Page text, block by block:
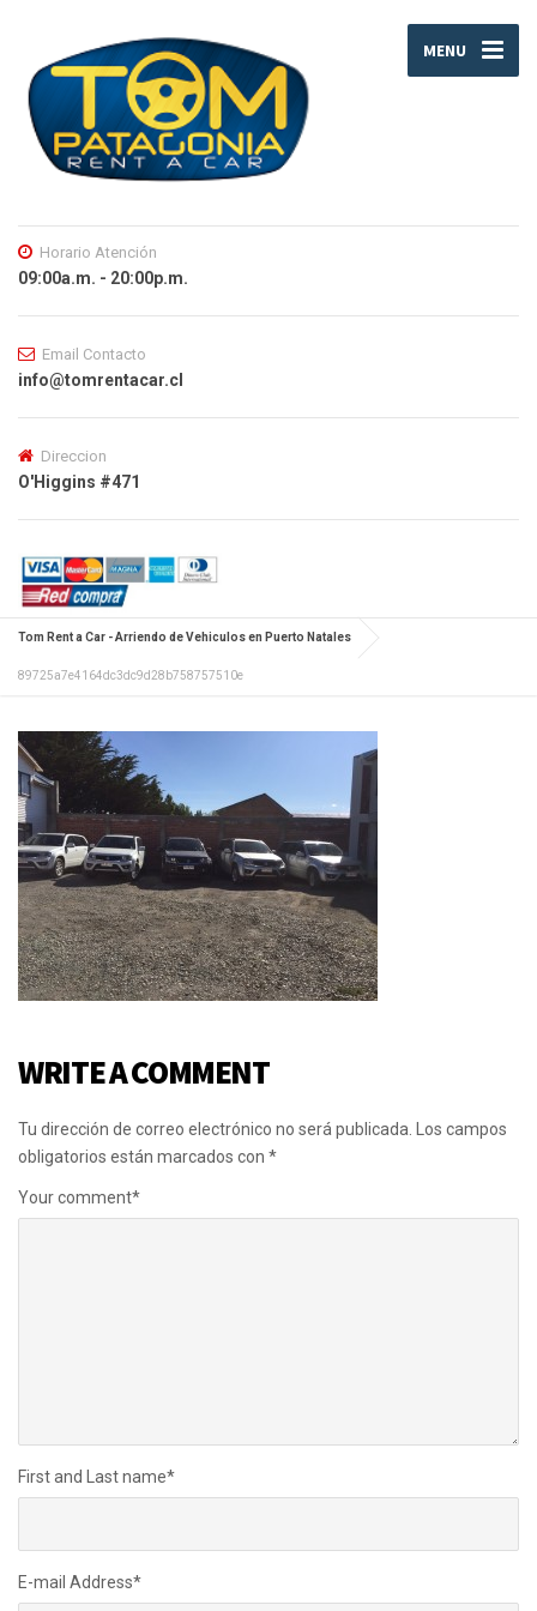
MENU
Horario Atención
09:00a.m. - 20:00p.m.
Email Contacto
info@tomrentacar.cl
Direccion
O'Higgins #471
Tom Rent a Car - Arriendo de Vehiculos en Puerto Natales
89725a7e4164dc3dc9d28b758757510e
WRITE A COMMENT
Tu dirección de correo electrónico no será publicada.
Los campos
obligatorios están marcados con *
Your comment*
First and Last name*
E-mail Address*